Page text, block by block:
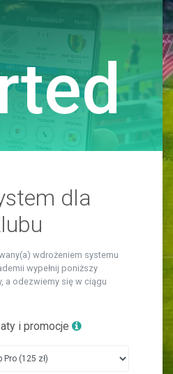
dla
wdrożeniem systemu
wypełnij poniższy
a odezwiemy się w ciągu
i promocje